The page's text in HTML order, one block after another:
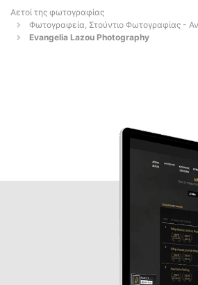
Αετοί της φωτογραφίας
Φωτογραφεία, Στούντιο Φωτογραφίας -
Evangelia Lazou Photography